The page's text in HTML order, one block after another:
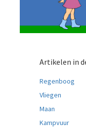
Artikelen in
Regenboog
Vliegen
Maan
Kampvuur